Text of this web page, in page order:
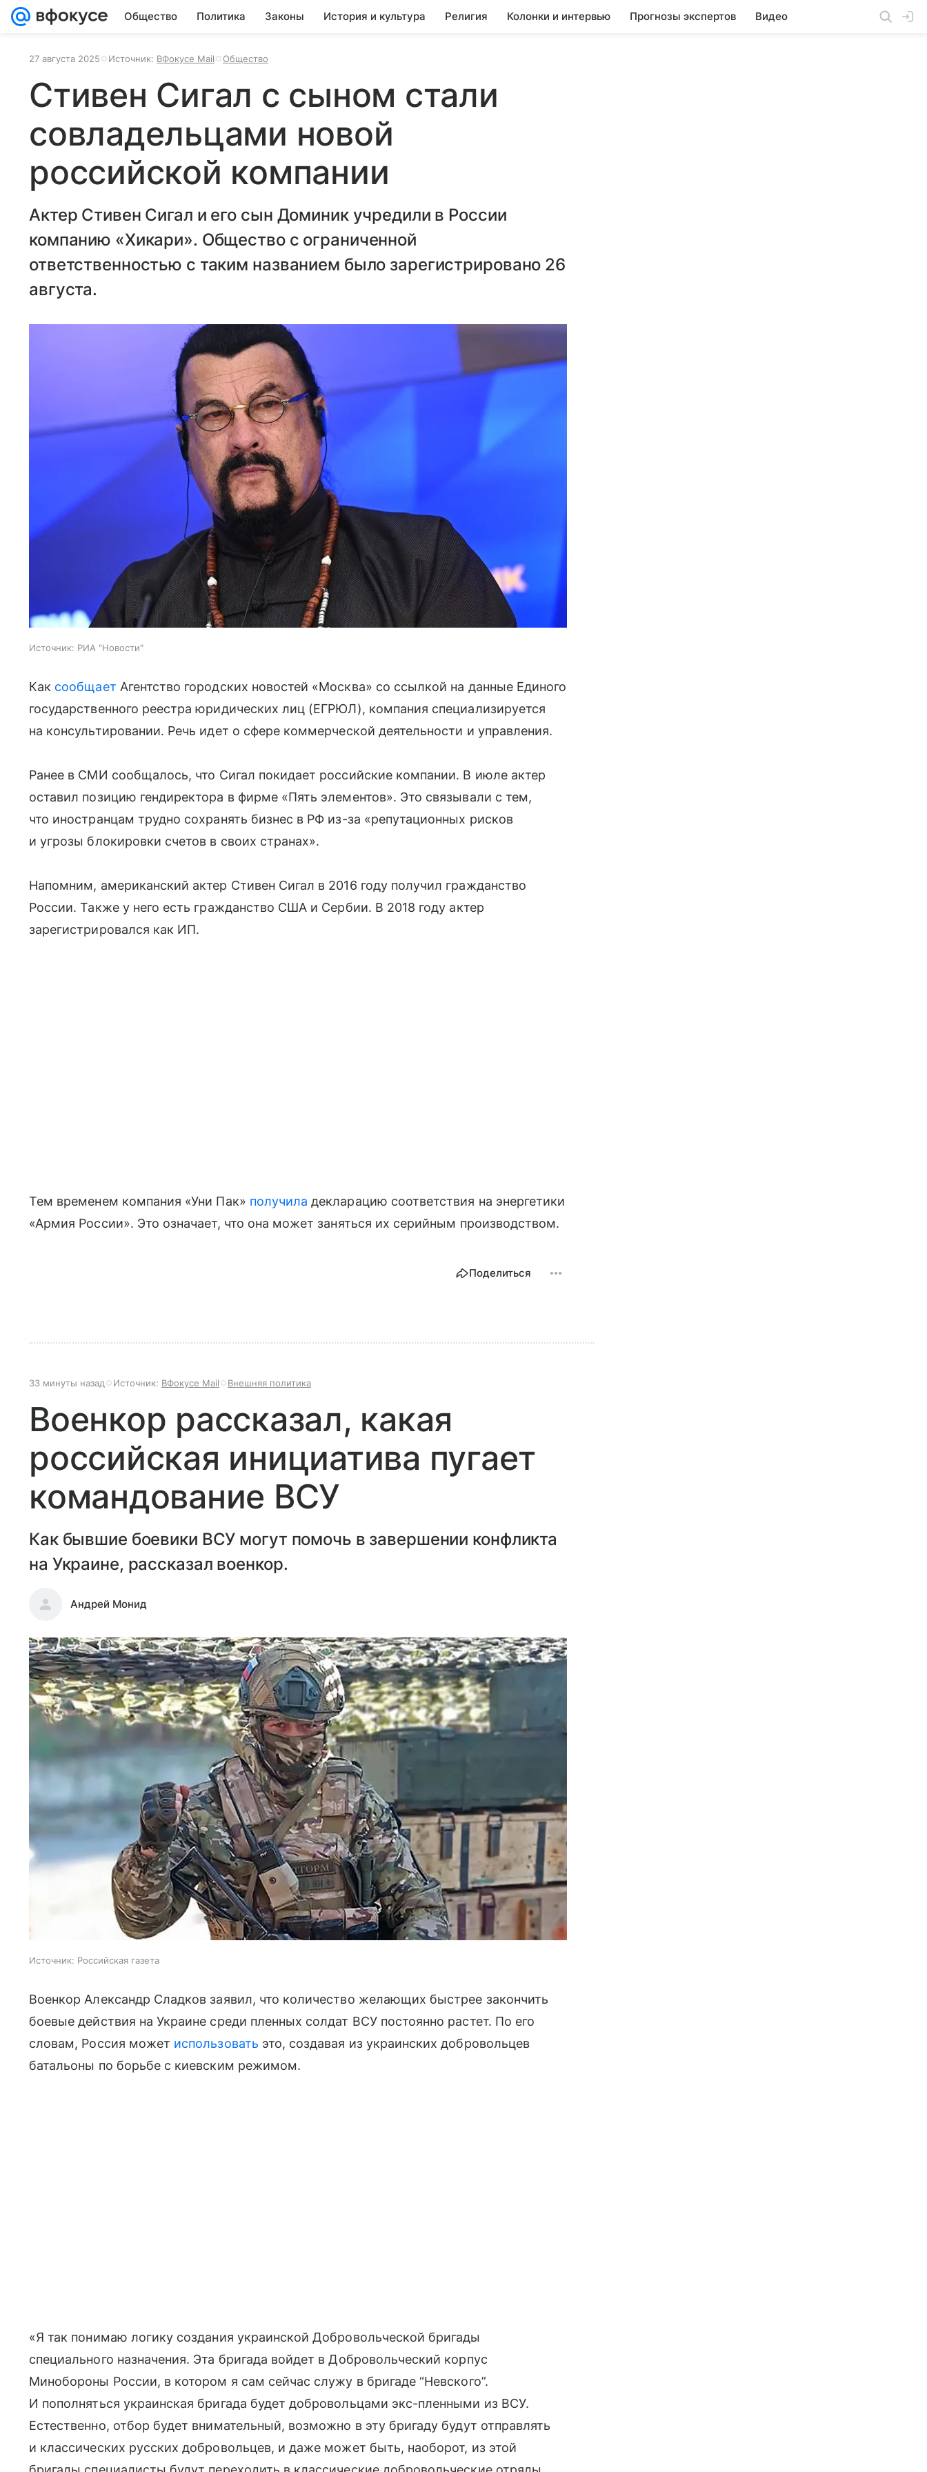
Общество Политика Законы История и культура Религия Колонки и интервью Прогнозы экспертов Видео
27 августа 2025 Источник: ВФокусе Mail Общество
Стивен Сигал с сыном стали
совладельцами новой
российской компании
Актер Стивен Сигал и его сын Доминик учредили в России
компанию «Хикари». Общество с ограниченной
ответственностью с таким названием было зарегистрировано 26
августа.
Источник: РИА "Новости"
Как сообщает Агентство городских новостей «Москва» со ссылкой на данные Единого
государственного реестра юридических лиц (ЕГРЮЛ), компания специализируется
на консультировании. Речь идет о сфере коммерческой деятельности и управления.
Ранее в СМИ сообщалось, что Сигал покидает российские компании. В июле актер
оставил позицию гендиректора в фирме «Пять элементов». Это связывали с тем,
что иностранцам трудно сохранять бизнес в РФ из-за «репутационных рисков
и угрозы блокировки счетов в своих странах».
Напомним, американский актер Стивен Сигал в 2016 году получил гражданство
России. Также у него есть гражданство США и Сербии. В 2018 году актер
зарегистрировался как ИП.
Тем временем компания «Уни Пак» получила декларацию соответствия на энергетики
«Армия России». Это означает, что она может заняться их серийным производством.
Поделиться
33 минуты назад Источник: ВФокусе Mail Внешняя политика
Военкор рассказал, какая
российская инициатива пугает
командование ВСУ
Как бывшие боевики ВСУ могут помочь в завершении конфликта
на Украине, рассказал военкор.
Андрей Монид
Источник: Российская газета
Военкор Александр Сладков заявил, что количество желающих быстрее закончить
боевые действия на Украине среди пленных солдат ВСУ постоянно растет. По его
словам, Россия может использовать это, создавая из украинских добровольцев
батальоны по борьбе с киевским режимом.
«Я так понимаю логику создания украинской Добровольческой бригады
специального назначения. Эта бригада войдет в Добровольческий корпус
Минобороны России, в котором я сам сейчас служу в бригаде “Невского”.
И пополняться украинская бригада будет добровольцами экс-пленными из ВСУ.
Естественно, отбор будет внимательный, возможно в эту бригаду будут отправлять
и классических русских добровольцев, и даже может быть, наоборот, из этой